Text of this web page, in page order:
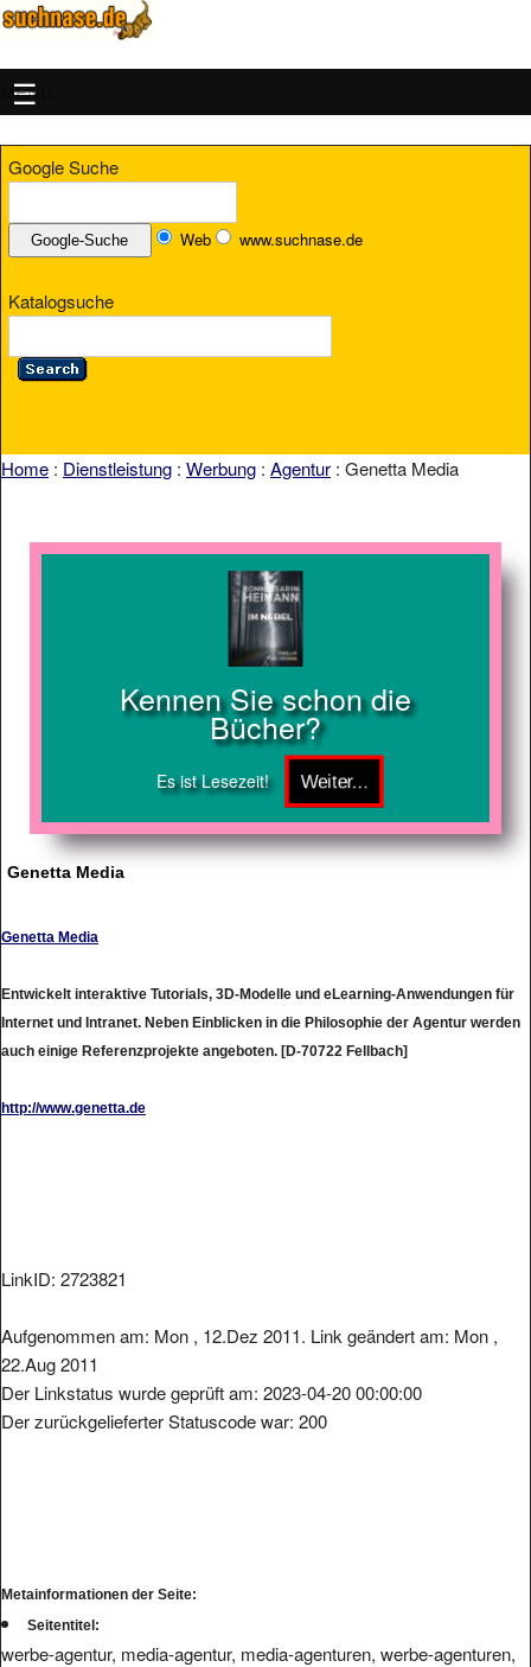
MENU
Google Suche
Web www.suchnase.de
Katalogsuche
Home : Dienstleistung : Werbung : Agentur : Genetta Media
Kennen Sie schon die
Bücher?
Es ist Lesezeit!
Genetta Media
Genetta Media
Entwickelt interaktive Tutorials, 3D-Modelle und eLearning-Anwendungen für
Internet und Intranet. Neben Einblicken in die Philosophie der Agentur werden
auch einige Referenzprojekte angeboten. [D-70722 Fellbach]
http://www.genetta.de
LinkID: 2723821
Aufgenommen am: Mon , 12.Dez 2011. Link geändert am: Mon ,
22.Aug 2011
Der Linkstatus wurde geprüft am: 2023-04-20 00:00:00
Der zurückgelieferter Statuscode war: 200
Metainformationen der Seite:
Seitentitel:
werbe-agentur, media-agentur, media-agenturen, werbe-agenturen,